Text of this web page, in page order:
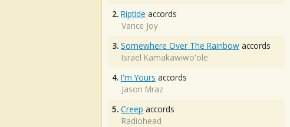
2. Riptide accords
Vance Joy
3. Somewhere Over The Rainbow accords
Israel Kamakawiwo'ole
4. I'm Yours accords
Jason Mraz
5. Creep accords
Radiohead